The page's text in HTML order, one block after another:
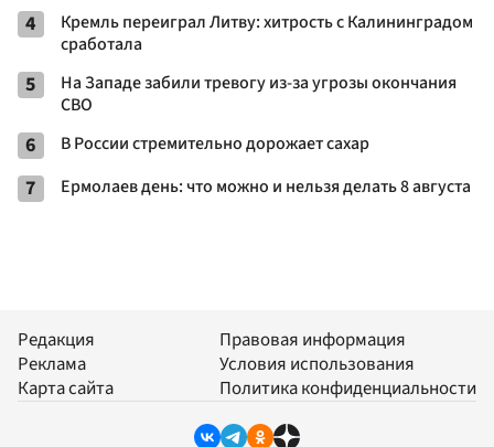
4
Кремль переиграл Литву: хитрость с Калининградом
сработала
5
На Западе забили тревогу из-за угрозы окончания
СВО
6 В России стремительно дорожает сахар
7 Ермолаев день: что можно и нельзя делать 8 августа
Редакция
Реклама
Карта сайта
Правовая информация
Условия использования
Политика конфиденциальности